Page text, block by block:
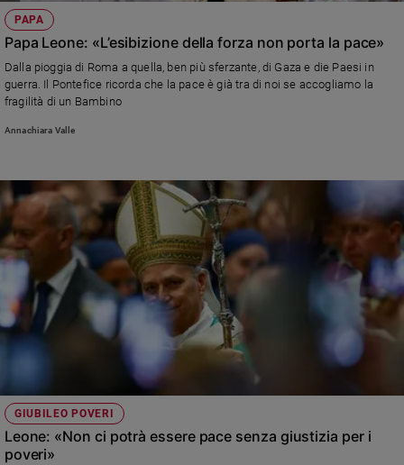
Società
e
valori
Ambiente
e
Creato
Volontariato
Aziende
di
valore
Caso
della
settimana
Migranti
Diversità
e
Costume
Cultura
e
spettacoli
PAPA
Papa Leone: «L’esibizione della forza non porta la pace»
Dalla pioggia di Roma a quella, ben più sferzante, di Gaza e die Paesi in
guerra. Il Pontefice ricorda che la pace è già tra di noi se accogliamo la
fragilità di un Bambino
Annachiara Valle
GIUBILEO POVERI
Leone: «Non ci potrà essere pace senza giustizia per i
poveri»